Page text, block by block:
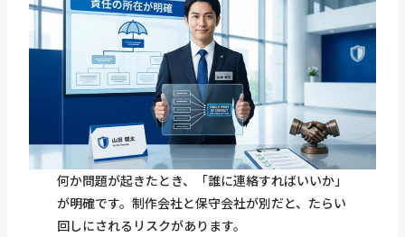
何か問題が起きたとき、「誰に連絡すればいいか」
が明確です。制作会社と保守会社が別だと、たらい
回しにされるリスクがあります。